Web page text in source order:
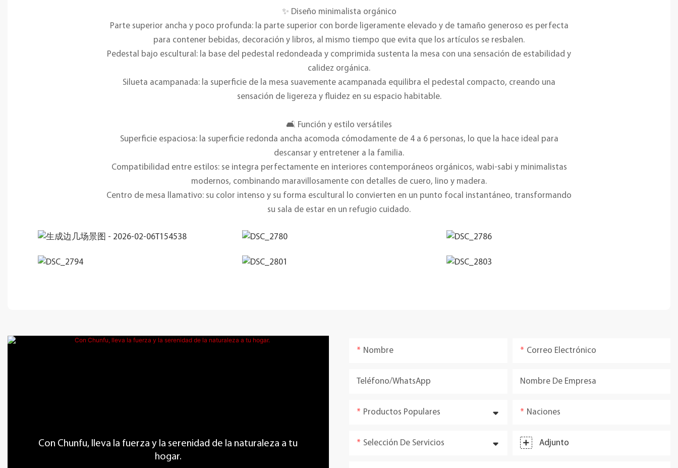
✨ Diseño minimalista orgánico
Parte superior ancha y poco profunda: la parte superior con borde ligeramente elevado y de tamaño generoso es perfecta
para contener bebidas, decoración y libros, al mismo tiempo que evita que los artículos se resbalen.
Pedestal bajo escultural: la base del pedestal redondeada y comprimida sustenta la mesa con una sensación de estabilidad y
calidez orgánica.
Silueta acampanada: la superficie de la mesa suavemente acampanada equilibra el pedestal compacto, creando una
sensación de ligereza y fluidez en su espacio habitable.
🛋️ Función y estilo versátiles
Superficie espaciosa: la superficie redonda ancha acomoda cómodamente de 4 a 6 personas, lo que la hace ideal para
descansar y entretener a la familia.
Compatibilidad entre estilos: se integra perfectamente en interiores contemporáneos orgánicos, wabi-sabi y minimalistas
modernos, combinando maravillosamente con detalles de cuero, lino y madera.
Centro de mesa llamativo: su color intenso y su forma escultural lo convierten en un punto focal instantáneo, transformando
su sala de estar en un refugio cuidado.
Con Chunfu, lleva la fuerza y ​​la serenidad de la naturaleza a tu
hogar.
Nombre Correo Electrónico
Teléfono/WhatsApp Nombre De Empresa
Productos Populares Naciones
Selección De Servicios Adjunto